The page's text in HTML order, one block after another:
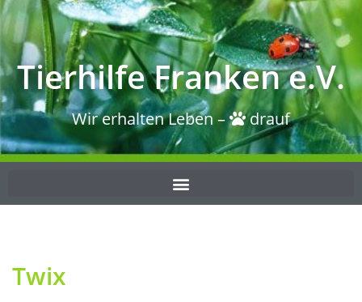
Tierhilfe Franken e.V.
Wir erhalten Leben – drauf
Twix